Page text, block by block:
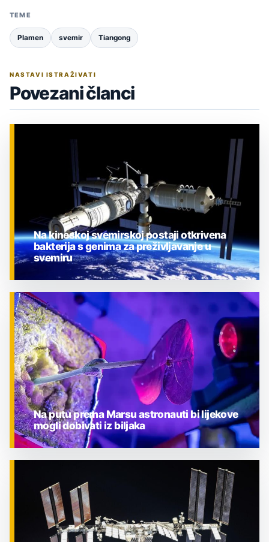
TEME
Plamen svemir Tiangong
NASTAVI ISTRAŽIVATI
Povezani članci
ZNANOST
Na kineskoj svemirskoj postaji otkrivena
bakterija s genima za preživljavanje u
svemiru
Na putu prema Marsu astronauti bi lijekove
mogli dobivati iz biljaka